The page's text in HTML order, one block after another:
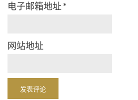
电子邮箱地址 *
网站地址